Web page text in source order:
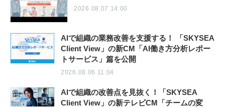
2026.08.07 14:00
AIで組織の業務改善を支援する！ 「SKYSEA
Client View」の新CM「AI働き方分析レポー
トサービス」篇を公開
2026.08.06 11:04
AIで組織の改善点を見抜く！「SKYSEA
Client View」の新テレビCM「チームの変